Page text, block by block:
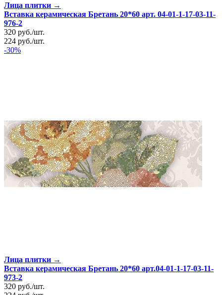
Лица плитки →
Вставка керамическая Бретань 20*60 арт. 04-01-1-17-03-11-
976-2
320 руб./шт.
224 руб./шт.
-30%
Лица плитки →
Вставка керамическая Бретань 20*60 арт.04-01-1-17-03-11-
973-2
320 руб./шт.